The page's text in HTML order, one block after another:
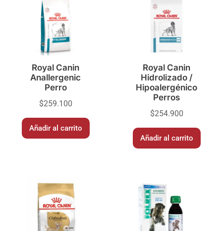
Royal Canin
Anallergenic
Perro
$259.100
Añadir al carrito
Royal Canin
Hidrolizado /
Hipoalergénico
Perros
$254.900
Añadir al carrito